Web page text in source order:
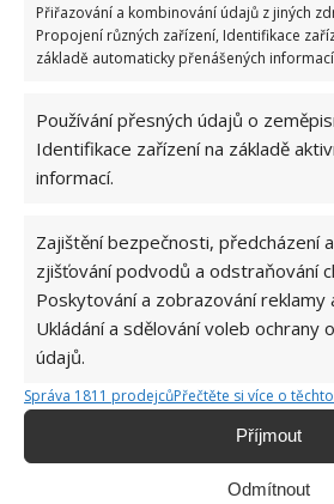
Přiřazování a kombinování údajů z jiných
Propojení různých zařízení, Identifikace
základě automaticky přenášených
Používání přesných údajů o
Identifikace zařízení na základě
informací.
Zajištění bezpečnosti, předcházení a
zjišťování podvodů a odstraňování
Poskytování a zobrazování reklamy
Ukládání a sdělování voleb ochrany
údajů.
Správa 1811 prodejcůPřečtěte si více o
Příjmout
Odmítnout
ALJAŠKA ALTERNATIVNÍ
NETRADIČNÍ UBYTOVÁNÍ
Přidejte svůj názor
KOMENTOVAT